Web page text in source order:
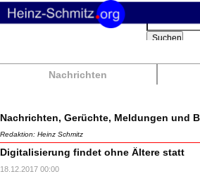
Nachrichten
Suchbegriffe
Suchen
Nachrichten, Gerüchte, Meldungen und
Redaktion: Heinz Schmitz
Digitalisierung findet ohne Ältere statt
18.12.2017 00:00